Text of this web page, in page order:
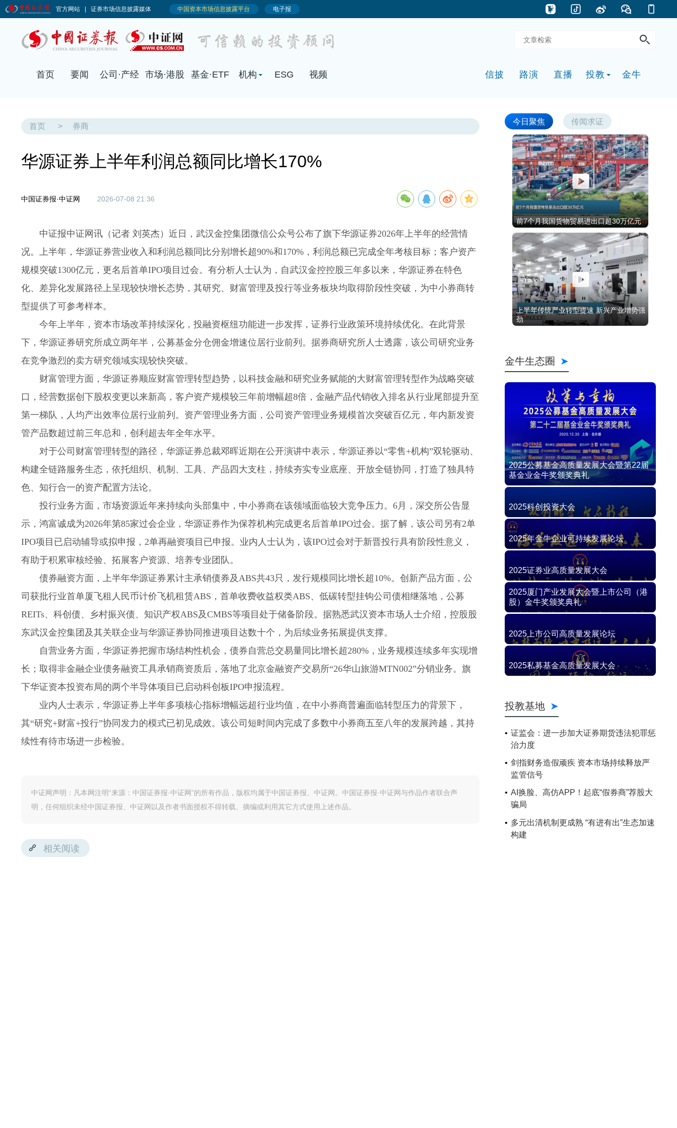
首页 > 券商
华源证券上半年利润总额同比增长170%
中国证券报·中证网 2026-07-08 21:36
中证报中证网讯（记者 刘英杰）近日，武汉金控集团微信公众号公布了旗下华源证券2026年上半年的经营情
况。上半年，华源证券营业收入和利润总额同比分别增长超90%和170%，利润总额已完成全年考核目标；客户资产
规模突破1300亿元，更名后首单IPO项目过会。有分析人士认为，自武汉金控控股三年多以来，华源证券在特色
化、差异化发展路径上呈现较快增长态势，其研究、财富管理及投行等业务板块均取得阶段性突破，为中小券商转
型提供了可参考样本。
今年上半年，资本市场改革持续深化，投融资枢纽功能进一步发挥，证券行业政策环境持续优化。在此背景
下，华源证券研究所成立两年半，公募基金分仓佣金增速位居行业前列。据券商研究所人士透露，该公司研究业务
在竞争激烈的卖方研究领域实现较快突破。
财富管理方面，华源证券顺应财富管理转型趋势，以科技金融和研究业务赋能的大财富管理转型作为战略突破
口，经营数据创下股权变更以来新高，客户资产规模较三年前增幅超8倍，金融产品代销收入排名从行业尾部提升至
第一梯队，人均产出效率位居行业前列。资产管理业务方面，公司资产管理业务规模首次突破百亿元，年内新发资
管产品数超过前三年总和，创利超去年全年水平。
对于公司财富管理转型的路径，华源证券总裁邓晖近期在公开演讲中表示，华源证券以“零售+机构”双轮驱动、
构建全链路服务生态，依托组织、机制、工具、产品四大支柱，持续夯实专业底座、开放全链协同，打造了独具特
色、知行合一的资产配置方法论。
投行业务方面，市场资源近年来持续向头部集中，中小券商在该领域面临较大竞争压力。6月，深交所公告显
示，鸿富诚成为2026年第85家过会企业，华源证券作为保荐机构完成更名后首单IPO过会。据了解，该公司另有2单
IPO项目已启动辅导或拟申报，2单再融资项目已申报。业内人士认为，该IPO过会对于新晋投行具有阶段性意义，
有助于积累审核经验、拓展客户资源、培养专业团队。
债券融资方面，上半年华源证券累计主承销债券及ABS共43只，发行规模同比增长超10%。创新产品方面，公
司获批行业首单厦飞租人民币计价飞机租赁ABS，首单收费收益权类ABS、低碳转型挂钩公司债相继落地，公募
REITs、科创债、乡村振兴债、知识产权ABS及CMBS等项目处于储备阶段。据熟悉武汉资本市场人士介绍，控股股
东武汉金控集团及其关联企业与华源证券协同推进项目达数十个，为后续业务拓展提供支撑。
自营业务方面，华源证券把握市场结构性机会，债券自营总交易量同比增长超280%，业务规模连续多年实现增
长；取得非金融企业债务融资工具承销商资质后，落地了北京金融资产交易所“26华山旅游MTN002”分销业务。旗
下华证资本投资布局的两个半导体项目已启动科创板IPO申报流程。
业内人士表示，华源证券上半年多项核心指标增幅远超行业均值，在中小券商普遍面临转型压力的背景下，
其“研究+财富+投行”协同发力的模式已初见成效。该公司短时间内完成了多数中小券商五至八年的发展跨越，其持
续性有待市场进一步检验。
中证网声明：凡本网注明“来源：中国证券报·中证网”的所有作品，版权均属于中国证券报、中证网。中国证券报·中证网与作品作者联合声
明，任何组织未经中国证券报、中证网以及作者书面授权不得转载、摘编或利用其它方式使用上述作品。
相关阅读